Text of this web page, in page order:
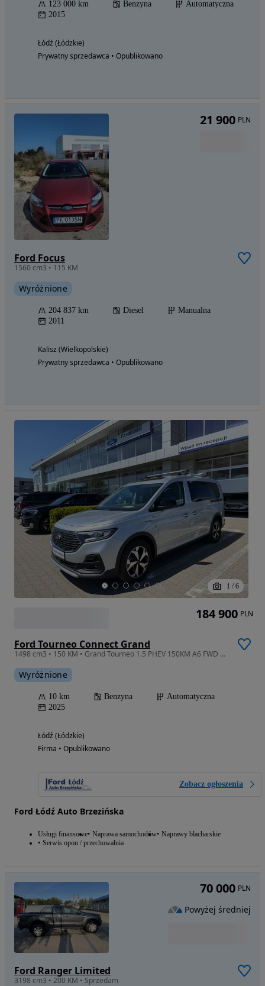
123 000 km Benzyna
Automatyczna
2015
Łódź (Łódzkie)
Prywatny sprzedawca • Opublikowano
Ford Focus
1560 cm3 • 115 KM
Wyróżnione
204 837 km Diesel
Manualna
2011
Kalisz (Wielkopolskie)
Prywatny sprzedawca • Opublikowano
21 900 PLN
1 / 6
Ford Tourneo Connect Grand
1498 cm3 • 150 KM • Grand Tourneo 1.5 PHEV 150KM A6 FWD Active
Wyróżnione
10 km Benzyna
Automatyczna
2025
Łódź (Łódzkie)
Firma • Opublikowano
Zobacz ogłoszenia
Ford Łódź Auto Brzezińska
Usługi finansowe Naprawa samochodów Naprawy blacharskie
Serwis opon / przechowalnia
184 900 PLN
Ford Ranger Limited
3198 cm3 • 200 KM • Sprzedam
70 000 PLN
Powyżej średniej